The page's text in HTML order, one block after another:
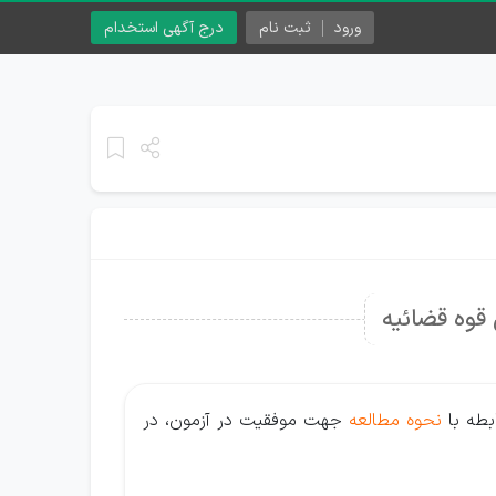
درج آگهی استخدام ورود ثبت نام
قضائیه
با نحوه مطالعه جهت موفقیت در آزمون، در